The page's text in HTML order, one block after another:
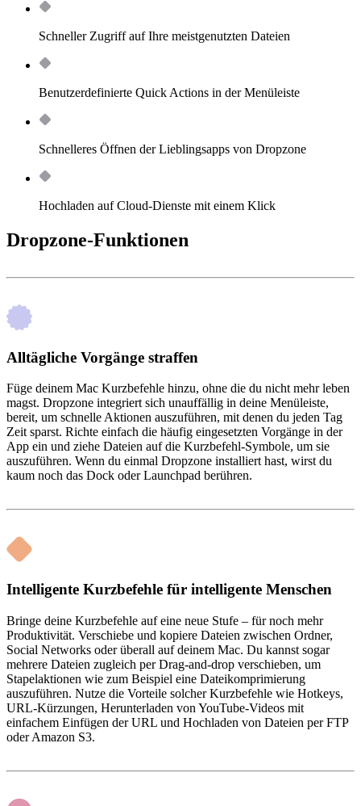
Schneller Zugriff auf Ihre meistgenutzten Dateien
Benutzerdefinierte Quick Actions in der Menüleiste
Schnelleres Öffnen der Lieblingsapps von Dropzone
Hochladen auf Cloud-Dienste mit einem Klick
Dropzone-Funktionen
Alltägliche Vorgänge straffen
Füge deinem Mac Kurzbefehle hinzu, ohne die du nicht mehr leben
magst. Dropzone integriert sich unauffällig in deine Menüleiste,
bereit, um schnelle Aktionen auszuführen, mit denen du jeden Tag
Zeit sparst. Richte einfach die häufig eingesetzten Vorgänge in der
App ein und ziehe Dateien auf die Kurzbefehl-Symbole, um sie
auszuführen. Wenn du einmal Dropzone installiert hast, wirst du
kaum noch das Dock oder Launchpad berühren.
Intelligente Kurzbefehle für intelligente Menschen
Bringe deine Kurzbefehle auf eine neue Stufe – für noch mehr
Produktivität. Verschiebe und kopiere Dateien zwischen Ordner,
Social Networks oder überall auf deinem Mac. Du kannst sogar
mehrere Dateien zugleich per Drag-and-drop verschieben, um
Stapelaktionen wie zum Beispiel eine Dateikomprimierung
auszuführen. Nutze die Vorteile solcher Kurzbefehle wie Hotkeys,
URL-Kürzungen, Herunterladen von YouTube-Videos mit
einfachem Einfügen der URL und Hochladen von Dateien per FTP
oder Amazon S3.